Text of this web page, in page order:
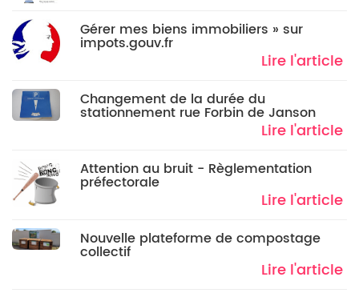
Gérer mes biens immobiliers » sur
impots.gouv.fr
Lire l'article
Changement de la durée du
stationnement rue Forbin de Janson
Lire l'article
Attention au bruit - Règlementation
préfectorale
Lire l'article
Nouvelle plateforme de compostage
collectif
Lire l'article